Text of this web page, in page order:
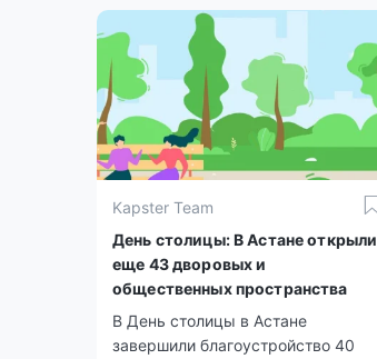
Kapster Team
День столицы: В Астане открыли
еще 43 дворовых и
общественных пространства
В День столицы в Астане
завершили благоустройство 40